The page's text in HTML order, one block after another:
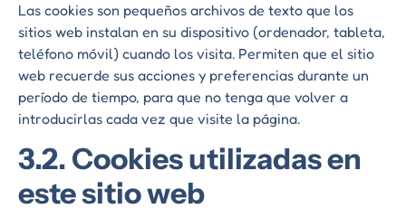
Las cookies son pequeños archivos de texto que los
sitios web instalan en su dispositivo (ordenador, tableta,
teléfono móvil) cuando los visita. Permiten que el sitio
web recuerde sus acciones y preferencias durante un
período de tiempo, para que no tenga que volver a
introducirlas cada vez que visite la página.
3.2. Cookies utilizadas en
este sitio web